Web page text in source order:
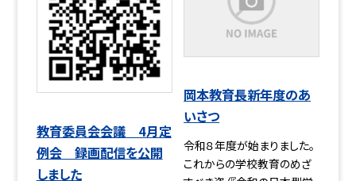
教育委員会会議 4月定
例会 録画配信を公開
しました
岡本教育長新年度のあ
いさつ
令和８年度が始まりました。
これからの学校教育のめざ